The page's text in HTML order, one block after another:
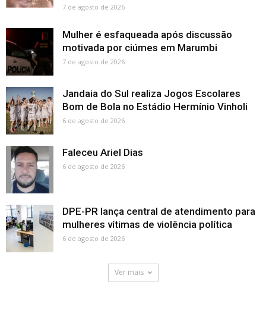
7 de agosto de 2026
Mulher é esfaqueada após discussão
motivada por ciúmes em Marumbi
7 de agosto de 2026
Jandaia do Sul realiza Jogos Escolares
Bom de Bola no Estádio Hermínio Vinholi
6 de agosto de 2026
Faleceu Ariel Dias
6 de agosto de 2026
DPE-PR lança central de atendimento para
mulheres vítimas de violência política
6 de agosto de 2026
Ver mais